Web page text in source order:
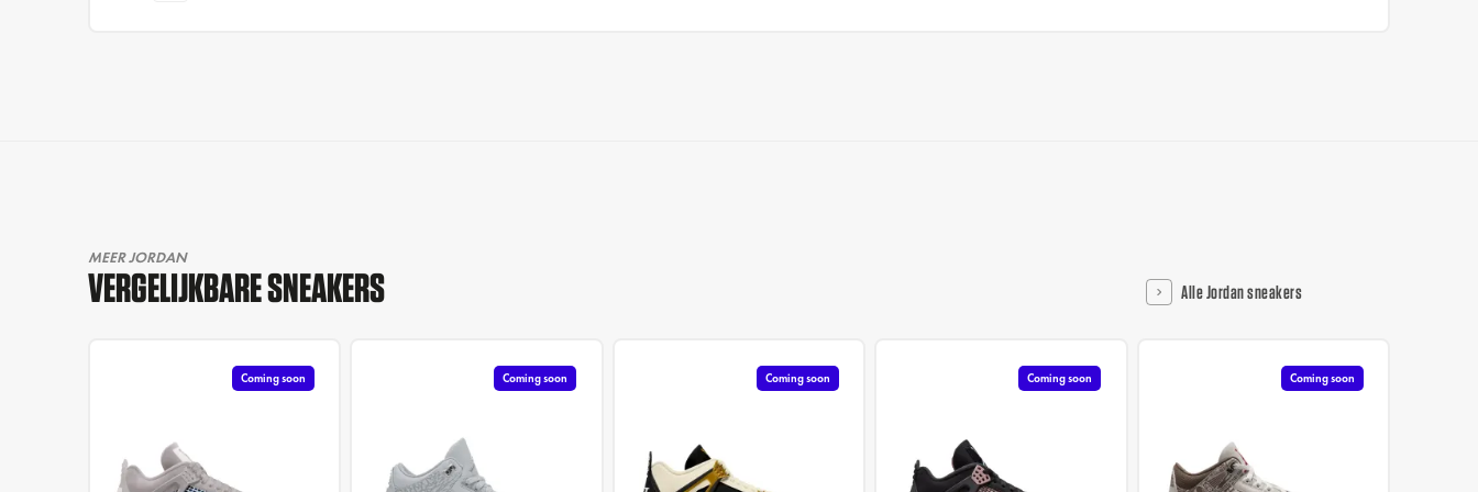
MEER JORDAN
VERGELIJKBARE SNEAKERS Alle Jordan sneakers
Coming soon Coming soon Coming soon Coming soon Coming soon